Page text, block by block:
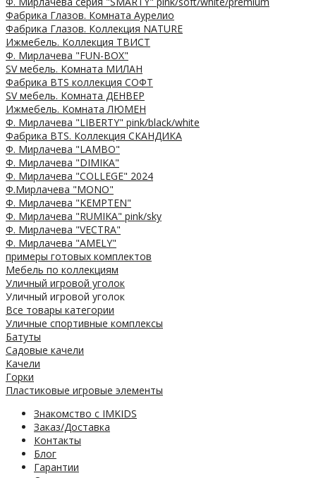
Фабрика Глазов. Комната Аурелио
Фабрика Глазов. Коллекция NATURE
Ижмебель. Коллекция ТВИСТ
Ф. Мирлачева "FUN-BOX"
SV мебель. Комната МИЛАН
Фабрика BTS коллекция СОФТ
SV мебель. Комната ДЕНВЕР
Ижмебель. Комната ЛЮМЕН
Ф. Мирлачева "LIBERTY" pink/black/white
Фабрика BTS. Коллекция СКАНДИКА
Ф. Мирлачева "LAMBO"
Ф. Мирлачева "DIMIKA"
Ф. Мирлачева "COLLEGE" 2024
Ф.Мирлачева "MONO"
Ф. Мирлачева "KEMPTEN"
Ф. Мирлачева "RUMIKA" pink/sky
Ф. Мирлачева "VECTRA"
Ф. Мирлачева "AMELY"
примеры готовых комплектов
Мебель по коллекциям
Уличный игровой уголок
Уличный игровой уголок
Все товары категории
Уличные спортивные комплексы
Батуты
Садовые качели
Качели
Горки
Пластиковые игровые элементы
Знакомство с IMKIDS
Заказ/Доставка
Контакты
Блог
Гарантии